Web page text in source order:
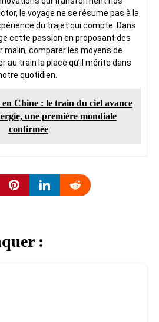
le voyage ne se résume pas à la
du trajet qui compte. Dans
cette passion en proposant des
malin, comparer les moyens de
au train la place qu’il mérite dans
quotidien.
Chine : le train du ciel avance
une première mondiale
confirmée
: